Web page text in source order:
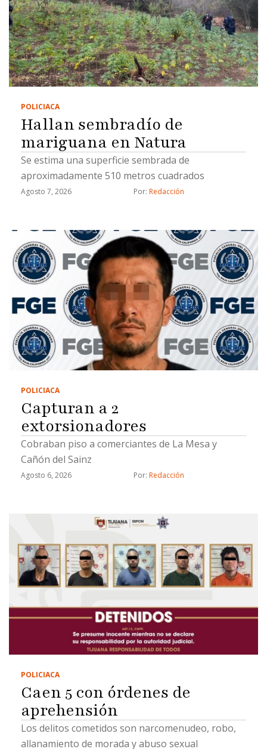
POLICIACA
Hallan sembradío de
mariguana en Natura
Se estima una superficie sembrada de
aproximadamente 510 metros cuadrados
Agosto 7, 2026 Por: Redacción
POLICIACA
Capturan a 2
extorsionadores
Cobraban piso a comerciantes de La Mesa y
Cañón del Sainz
Agosto 6, 2026 Por: Redacción
POLICIACA
Caen 5 con órdenes de
aprehensión
Los delitos cometidos son narcomenudeo, robo,
allanamiento de morada y abuso sexual